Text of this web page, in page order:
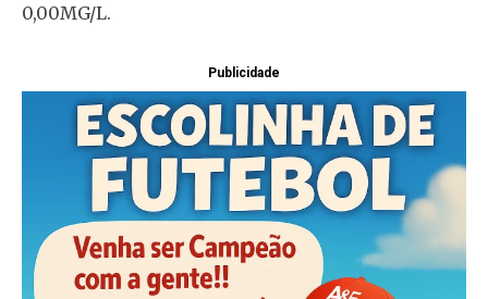
0,00MG/L.
Publicidade